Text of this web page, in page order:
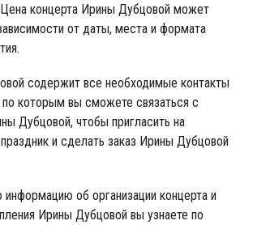
концерта Ирины Дубцовой может
от даты, места и формата
содержит все необходимые контакты
которым вы сможете связаться с
Дубцовой, чтобы пригласить на
и сделать заказ Ирины Дубцовой
об организации концерта и
Ирины Дубцовой вы узнаете по